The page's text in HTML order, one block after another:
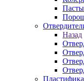
Назад